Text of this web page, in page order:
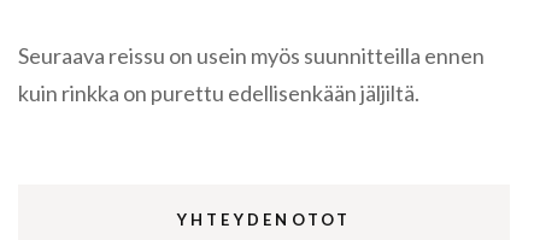
Seuraava reissu on usein myös suunnitteilla ennen
kuin rinkka on purettu edellisenkään jäljiltä.
YHTEYDENOTOT